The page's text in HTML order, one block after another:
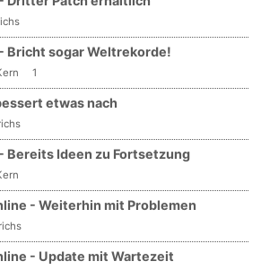
Bricht sogar Weltrekorde!
1
etwas nach
Bereits Ideen zu Fortsetzung
- Weiterhin mit Problemen
- Update mit Wartezeit